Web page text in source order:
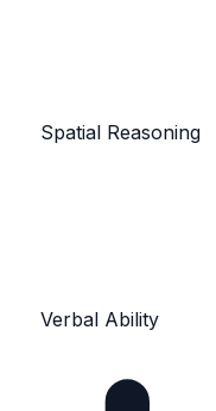
Spatial Reasoning
Verbal Ability